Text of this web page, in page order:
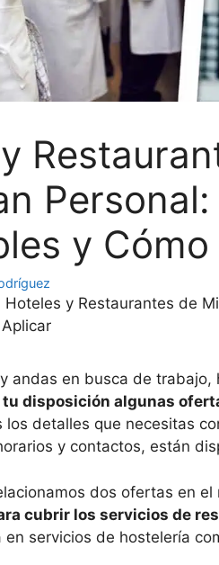
y
Hoteles y Restaurantes de
andas en busca de
disposición algunas
los detalles que necesitas
y contactos, están
dos ofertas en el
cubrir los servicios de
en servicios de hostelería